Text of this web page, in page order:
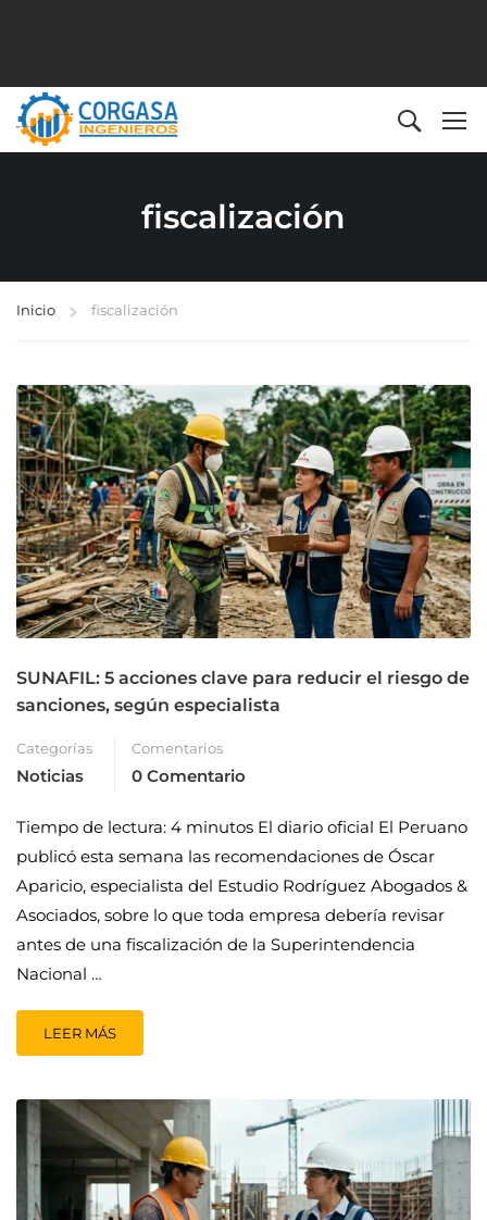
fiscalización
Inicio fiscalización
SUNAFIL: 5 acciones clave para reducir el riesgo de
sanciones, según especialista
Categorías
Noticias
Comentarios
0 Comentario
Tiempo de lectura: 4 minutos El diario oficial El Peruano
publicó esta semana las recomendaciones de Óscar
Aparicio, especialista del Estudio Rodríguez Abogados &
Asociados, sobre lo que toda empresa debería revisar
antes de una fiscalización de la Superintendencia
Nacional …
LEER MÁS